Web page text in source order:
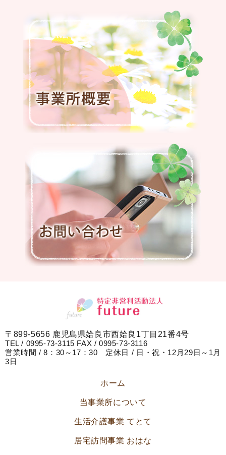
〒899-5656 鹿児島県姶良市西姶良1丁目21番4号
TEL / 0995-73-3115 FAX / 0995-73-3116
営業時間 / 8：30～17：30 定休日 / 日・祝・12月29日～1月
3日
ホーム
当事業所について
生活介護事業 てとて
居宅訪問事業 おはな